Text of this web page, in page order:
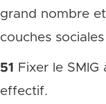
grand nombre
couches
51
Fixer le
effectif.